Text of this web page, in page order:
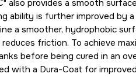
also provides a smooth
ability is further improved by
a smoother, hydrophobic
friction. To achieve
before being cured in an
with a Dura-Coat for